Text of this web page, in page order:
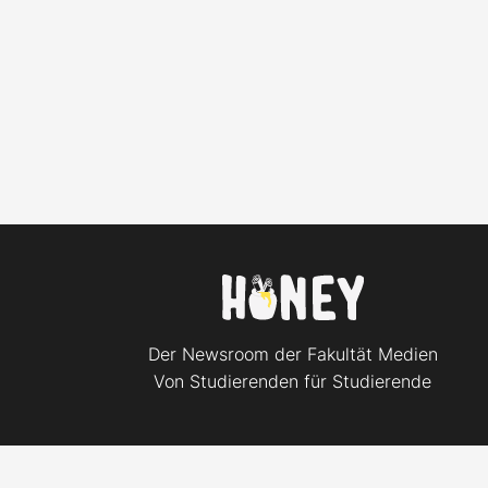
Der Newsroom der Fakultät Medien
Von Studierenden für Studierende